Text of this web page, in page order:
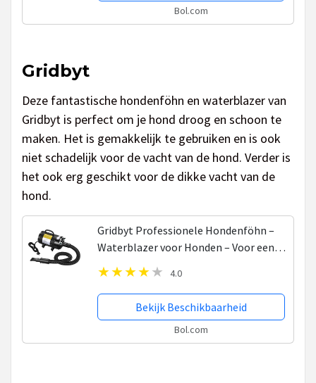
Bol.com
Gridbyt
Deze fantastische hondenföhn en waterblazer van
Gridbyt is perfect om je hond droog en schoon te
maken. Het is gemakkelijk te gebruiken en is ook
niet schadelijk voor de vacht van de hond. Verder is
het ook erg geschikt voor de dikke vacht van de
hond.
Gridbyt Professionele Hondenföhn –
Waterblazer voor Honden – Voor een
mooie vacht – Zwart
4.0
Bekijk Beschikbaarheid
Bol.com